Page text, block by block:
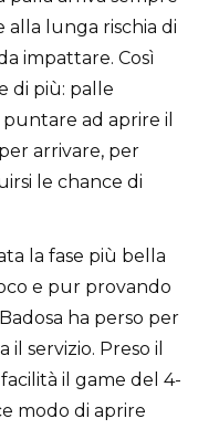
alla lunga rischia di
impattare. Così
di più: palle
ad aprire il
arrivare, per
le chance di
la fase più bella
e pur provando
ha perso per
il servizio. Preso il
il game del 4-
modo di aprire